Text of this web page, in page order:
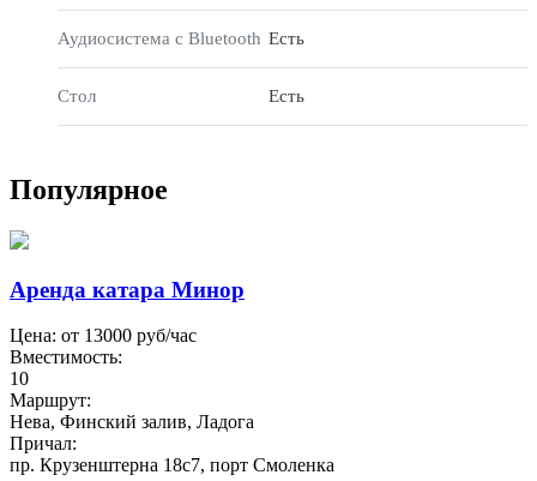
Аудиосистема с Bluetooth Есть
Стол Есть
Популярное
Аренда катара Минор
Цена: от 13000 руб/час
Вместимость:
10
Маршрут:
Нева, Финский залив, Ладога
Причал:
пр. Крузенштерна 18с7, порт Смоленка